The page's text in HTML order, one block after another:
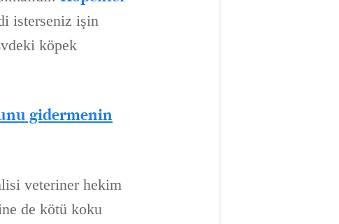
isterseniz işin
köpek
gidermenin
veteriner hekim
de kötü koku